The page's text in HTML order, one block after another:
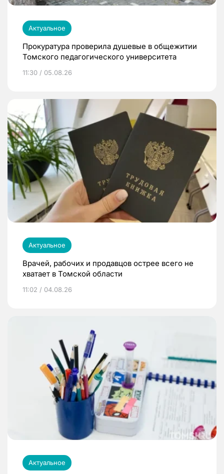
Актуальное
Прокуратура проверила душевые в общежитии
Томского педагогического университета
11:30 / 05.08.26
Актуальное
Врачей, рабочих и продавцов острее всего не
хватает в Томской области
11:02 / 04.08.26
Актуальное